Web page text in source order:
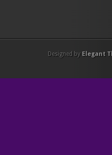
Designed by Elegant